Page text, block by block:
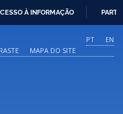
À INFORMAÇÃO
PT
EN
MAPA DO SITE